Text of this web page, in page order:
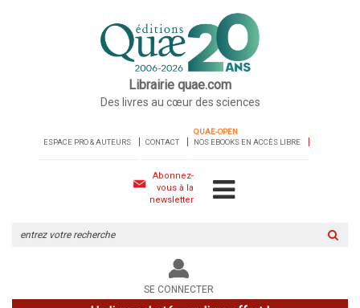
Librairie quae.com
Des livres au cœur des sciences
ESPACE PRO & AUTEURS CONTACT
QUAE-OPEN
NOS EBOOKS EN ACCÈS LIBRE
Abonnez-
vous à la
newsletter
le
site
SE CONNECTER